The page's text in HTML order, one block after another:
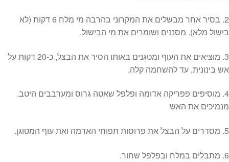
2. בסיר אחר מבשלים את המקרוני בהרבה מי מלח 6 דקות (לא
בישול מלא). מסננים ושומרים את מי הבישול.
3. מוציאים את העוף ומטגנים באותו הסיר את הבצל, כ-20 דקות על
אש בינונית, עד להשחמה קלה.
4. מוסיפים פפריקה אדומה ופלפל שאטה גרוס ומערבבים היטב.
מנמיכים את האש
5. מסדרים על הבצל את פרוסות תפוחי האדמה ואת עוף המטוגן.
6. מתבלים במלח ובפלפל שחור.